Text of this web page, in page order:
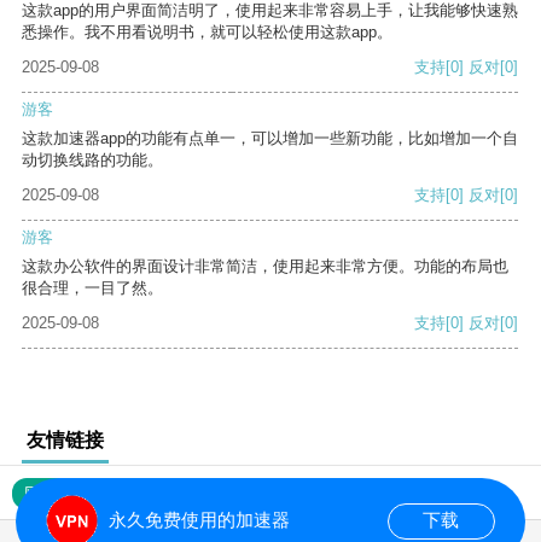
这款app的用户界面简洁明了，使用起来非常容易上手，让我能够快速熟
悉操作。我不用看说明书，就可以轻松使用这款app。
2025-09-08
支持[0] 反对[0]
游客
这款加速器app的功能有点单一，可以增加一些新功能，比如增加一个自
动切换线路的功能。
2025-09-08
支持[0] 反对[0]
游客
这款办公软件的界面设计非常简洁，使用起来非常方便。功能的布局也
很合理，一目了然。
2025-09-08
支持[0] 反对[0]
友情链接
网站地图
永久免费使用的加速器 下载